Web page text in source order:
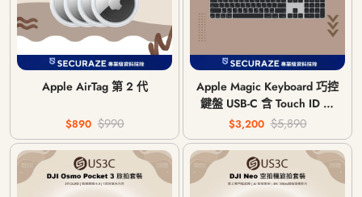
Apple AirTag 第 2 代
$890 $990
Apple Magic Keyboard 巧控
鍵盤 USB-C 含 Touch ID 和
數字鍵盤 中文注音鍵盤 無線
藍牙鍵盤
$3,200 $5,890